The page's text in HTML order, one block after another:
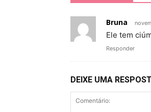
Bruna
Ele tem
Responder
DEIXE UMA